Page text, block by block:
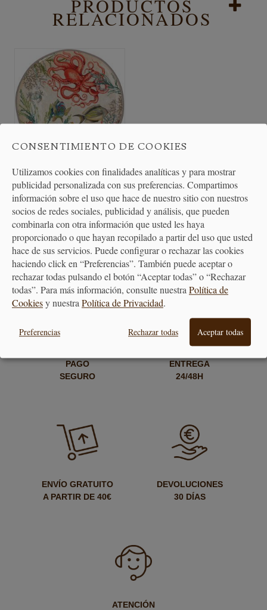
PRODUCTOS
RELACIONADOS
Fuente redonda en melamina
con motivos...
44,50 €
PAGO
SEGURO
ENTREGA
24/48H
ENVÍO GRATUITO
A PARTIR DE 40€
DEVOLUCIONES
30 DÍAS
ATENCIÓN
CONSENTIMIENTO DE COOKIES
Utilizamos cookies con finalidades analíticas y para mostrar
publicidad personalizada con sus preferencias. Compartimos
información sobre el uso que hace de nuestro sitio con nuestros
socios de redes sociales, publicidad y análisis, que pueden
combinarla con otra información que usted les haya
proporcionado o que hayan recopilado a partir del uso que usted
hace de sus servicios. Puede configurar o rechazar las cookies
haciendo click en “Preferencias”. También puede aceptar o
rechazar todas pulsando el botón “Aceptar todas” o “Rechazar
todas”. Para más información, consulte nuestra Política de
Cookiesy nuestra Política de Privacidad.
Preferencias Rechazar todas Aceptar todas